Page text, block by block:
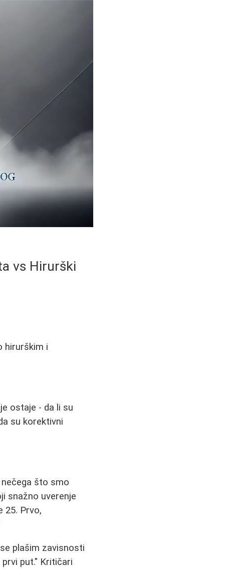
vs Hirurški
hirurškim i
ostaje - da li su
su korektivni
što smo
snažno uverenje
25. Prvo,
plašim zavisnosti
put." Kritičari